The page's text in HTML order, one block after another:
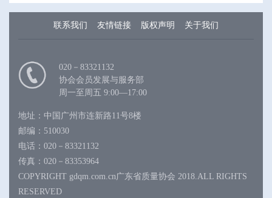
联系我们 友情链接 版权声明 关于我们
020－83321132
协会会员发展与服务部
周一至周五 9:00—17:00
地址：中国广州市连新路11号8楼
邮编：510030
电话：020－83321132
传真：020－83353964
COPYRIGHT gdqm.com.cn广东省质量协会 2018.ALL RIGHTS
RESERVED